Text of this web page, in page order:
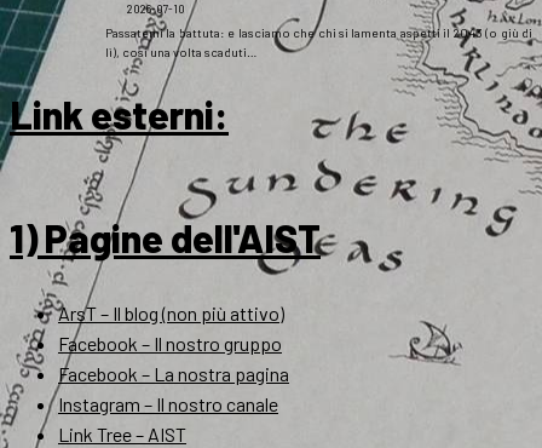
2026-07-10
Passatemi la battuta: e lasciamo che chi si lamenta aspetti il 2043 (o giù di
lì), così una volta scaduti…
Link esterni:
1) Pagine dell'AIST
ArsT – Il blog (non più attivo)
Facebook – Il nostro gruppo
Facebook – La nostra pagina
Instagram – Il nostro canale
Link Tree – AIST